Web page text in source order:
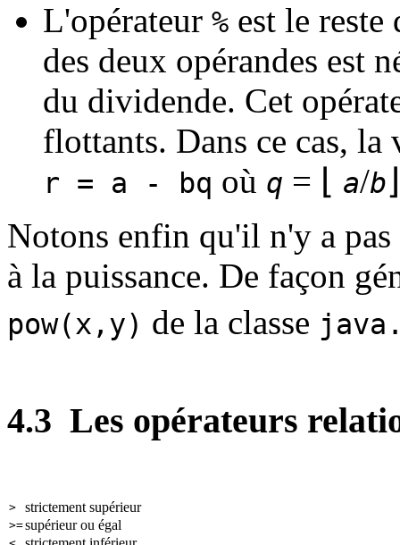
L'opérateur % est le
des deux opérandes est
du dividende. Cet
flottants. Dans ce cas,
r = a - bq où q = ⌊ a/b
Notons enfin qu'il n'y a
à la puissance. De façon
pow(x,y) de la classe
4.3 Les opérateurs
> strictement supérieur
>=supérieur ou égal